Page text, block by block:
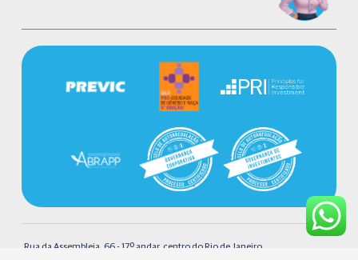
Rua da Assembleia, 66 - 17º andar, centro do Rio de Janeiro.